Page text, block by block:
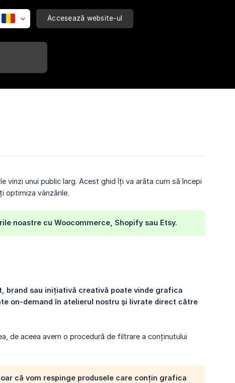
Accesează website-ul
vinzi unui public larg. Acest ghid îți va arăta cum să începi
optimiza vânzările.
noastre cu Woocommerce, Shopify sau Etsy.
brand sau inițiativă creativă poate vinde grafica
on-demand în atelierul nostru și livrate direct către
de aceea avem o procedură de filtrare a conținutului
că vom respinge produsele care conțin grafica